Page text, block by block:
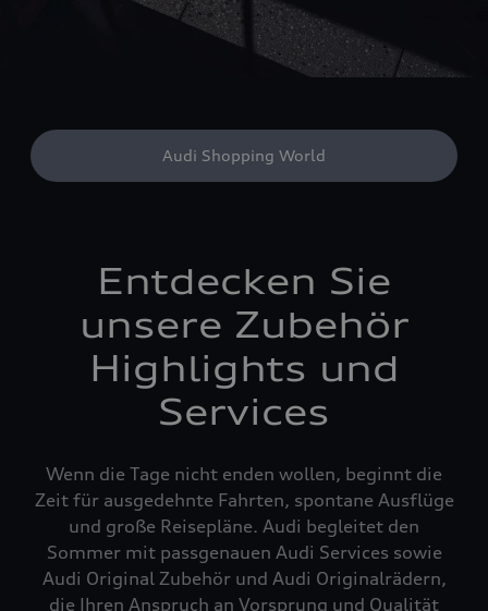
Audi Shopping World
Entdecken Sie
unsere Zubehör
Highlights und
Services
Wenn die Tage nicht enden wollen, beginnt die
Zeit für ausgedehnte Fahrten, spontane Ausflüge
und große Reisepläne. Audi begleitet den
Sommer mit passgenauen Audi Services sowie
Audi Original Zubehör und Audi Originalrädern,
die Ihren Anspruch an Vorsprung und Qualität